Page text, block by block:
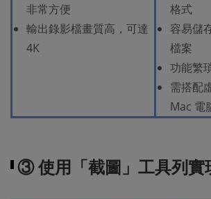
非常方便
輸出錄影檔畫質高，可達
4K
格式
容易儲
檔案
功能繁
需搭配
Mac 電
③ 使用「截圖」工具列實